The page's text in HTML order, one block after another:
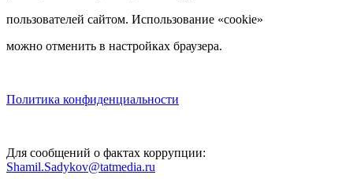
пользователей сайтом. Использование «cookie»
можно отменить в настройках браузера.
Политика конфиденциальности
Для сообщений о фактах коррупции:
Shamil.Sadykov@tatmedia.ru